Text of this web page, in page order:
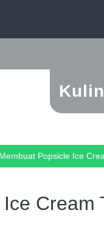
Popsicle Ice
Cream